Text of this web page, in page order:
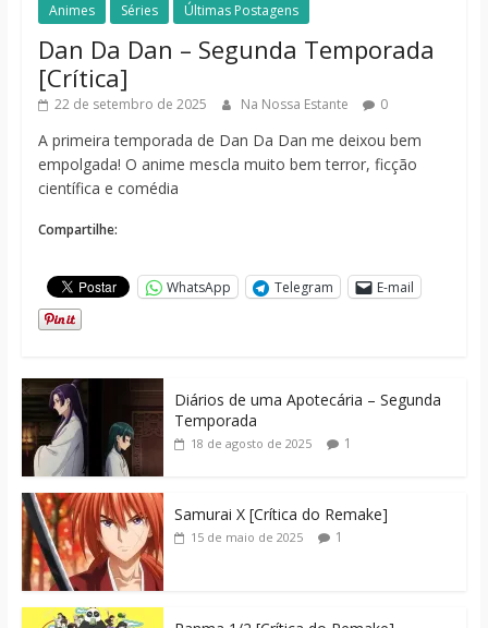
Animes Séries Últimas Postagens
Dan Da Dan – Segunda Temporada
[Crítica]
22 de setembro de 2025 Na Nossa Estante 0
A primeira temporada de Dan Da Dan me deixou bem
empolgada! O anime mescla muito bem terror, ficção
científica e comédia
Compartilhe:
WhatsApp Telegram E-mail
Diários de uma Apotecária – Segunda
Temporada
18 de agosto de 2025 1
Samurai X [Crítica do Remake]
15 de maio de 2025 1